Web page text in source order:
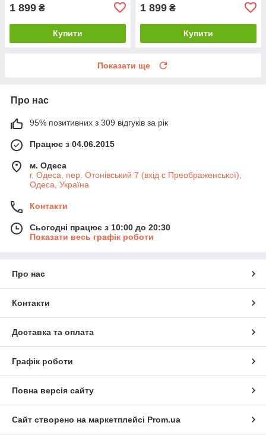
1 899 ₴
Купити
1 899 ₴
Купити
Показати ще
Про нас
95% позитивних з 309 відгуків за рік
Працює з 04.06.2015
м. Одеса
г. Одеса, пер. Отонівський 7 (вхід с Преображенської),
Одеса, Україна
Контакти
Сьогодні працює з 10:00 до 20:30
Показати весь графік роботи
Про нас
Контакти
Доставка та оплата
Графік роботи
Повна версія сайту
Сайт створено на маркетплейсі Prom.ua